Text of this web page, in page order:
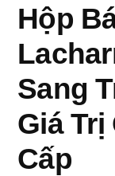
Khi
Bao
Bì
Trở
Hộp
Sang
Giá Trị
Cấp